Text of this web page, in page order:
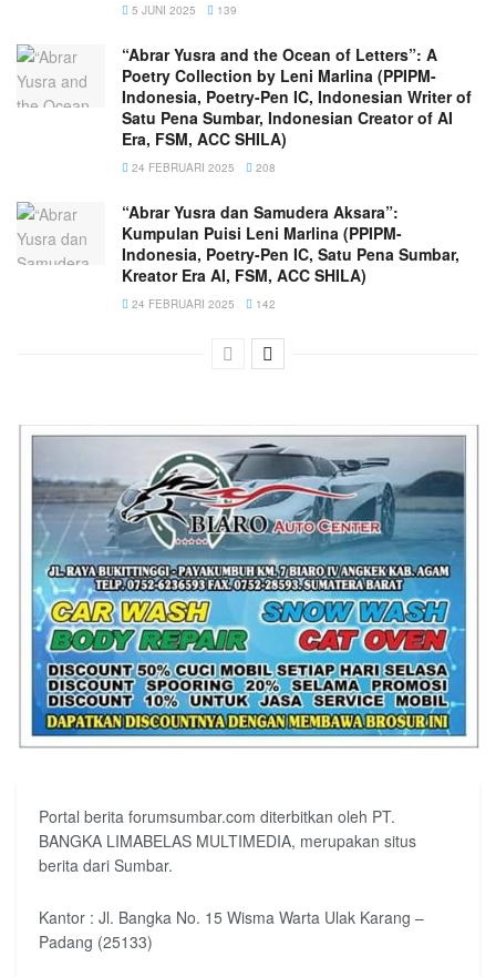
5 JUNI 2025 139
“Abrar Yusra and the Ocean of Letters”: A
Poetry Collection by Leni Marlina (PPIPM-
Indonesia, Poetry-Pen IC, Indonesian Writer of
Satu Pena Sumbar, Indonesian Creator of AI
Era, FSM, ACC SHILA)
24 FEBRUARI 2025 208
“Abrar Yusra dan Samudera Aksara”:
Kumpulan Puisi Leni Marlina (PPIPM-
Indonesia, Poetry-Pen IC, Satu Pena Sumbar,
Kreator Era AI, FSM, ACC SHILA)
24 FEBRUARI 2025 142
Portal berita forumsumbar.com diterbitkan oleh PT.
BANGKA LIMABELAS MULTIMEDIA, merupakan situs
berita dari Sumbar.
Kantor : Jl. Bangka No. 15 Wisma Warta Ulak Karang –
Padang (25133)